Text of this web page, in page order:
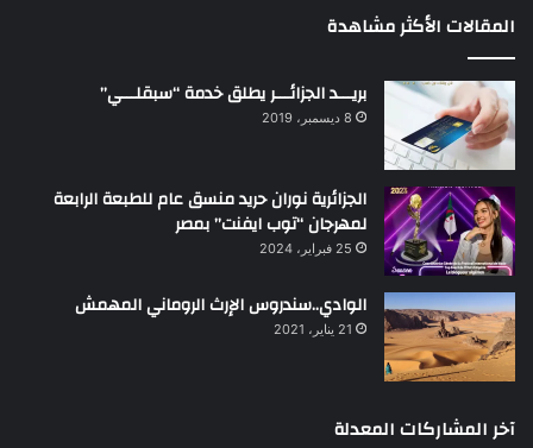
المقالات الأكثر مشاهدة
بريـــد الجزائـــر يطلق خدمة “سبقلـــي”
8 ديسمبر، 2019
الجزائرية نوران حريد منسق عام للطبعة الرابعة
لمهرجان “توب ايفنت” بمصر
25 فبراير، 2024
الوادي..سندروس الإرث الروماني المهمش
21 يناير، 2021
آخر المشاركات المعدلة